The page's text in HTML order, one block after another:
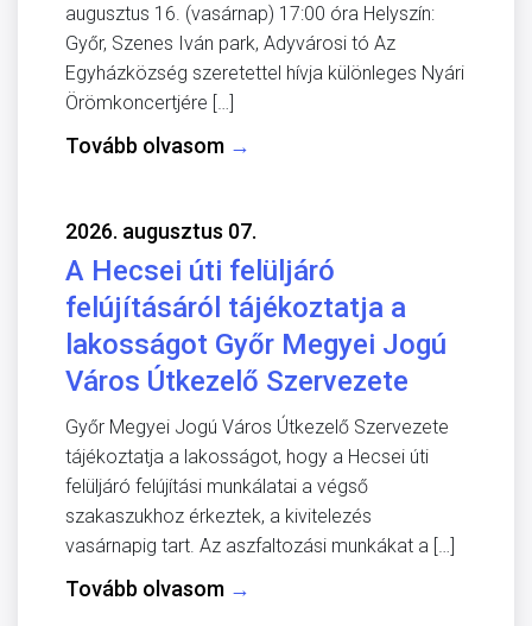
augusztus 16. (vasárnap) 17:00 óra Helyszín:
Győr, Szenes Iván park, Adyvárosi tó Az
Egyházközség szeretettel hívja különleges Nyári
Örömkoncertjére […]
Tovább olvasom →
2026. augusztus 07.
A Hecsei úti felüljáró
felújításáról tájékoztatja a
lakosságot Győr Megyei Jogú
Város Útkezelő Szervezete
Győr Megyei Jogú Város Útkezelő Szervezete
tájékoztatja a lakosságot, hogy a Hecsei úti
felüljáró felújítási munkálatai a végső
szakaszukhoz érkeztek, a kivitelezés
vasárnapig tart. Az aszfaltozási munkákat a […]
Tovább olvasom →